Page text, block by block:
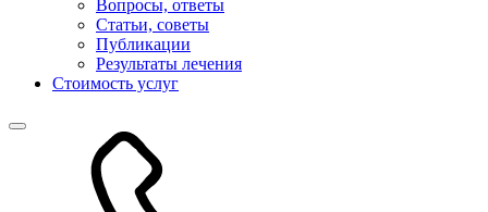
Вопросы, ответы
Статьи, советы
Публикации
Результаты лечения
Стоимость услуг